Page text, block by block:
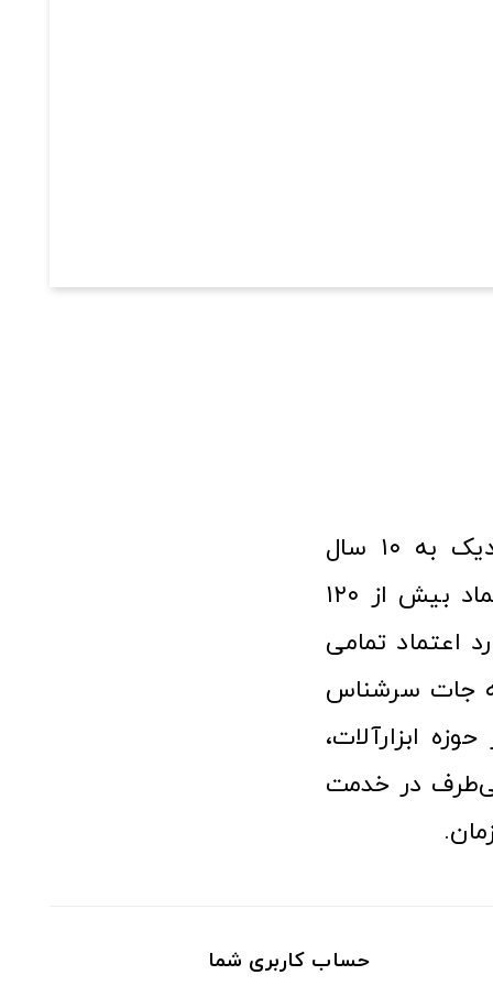
فروشگاه آنلاین ابزار و تجهیزات صنعتی کولیس با افتخار نزدیک به ۱۰ سال
فعالیت در عرصه ابزارآلات و کالاهای صنعتی توانسته مورد اعتماد بیش از ۱۲۰
اعتماد تمامی
جات سرشناس
ابزارآلات،
در خدمت
حساب کاربری شما